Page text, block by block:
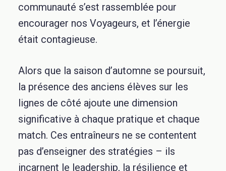
communauté s’est rassemblée pour
encourager nos Voyageurs, et l’énergie
était contagieuse.
Alors que la saison d’automne se poursuit,
la présence des anciens élèves sur les
lignes de côté ajoute une dimension
significative à chaque pratique et chaque
match. Ces entraîneurs ne se contentent
pas d’enseigner des stratégies – ils
incarnent le leadership, la résilience et